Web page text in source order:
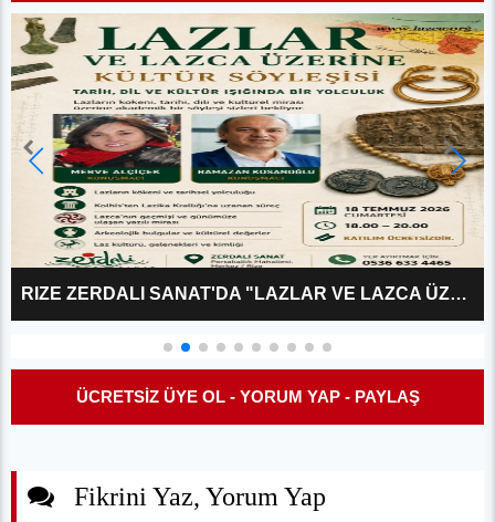
RIZE ZERDALI SANAT'DA "LAZLAR VE LAZCA ÜZERINE?" KÜLTÜR SÖYLEŞISI
ÜCRETSİZ ÜYE OL - YORUM YAP - PAYLAŞ
Fikrini Yaz, Yorum Yap